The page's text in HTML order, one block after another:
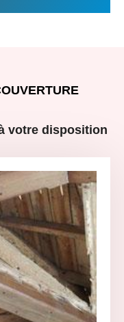
votre disposition